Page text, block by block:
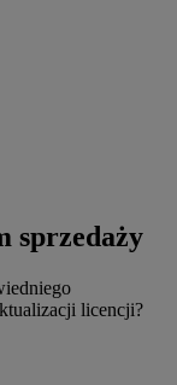
sprzedaży
licencji?